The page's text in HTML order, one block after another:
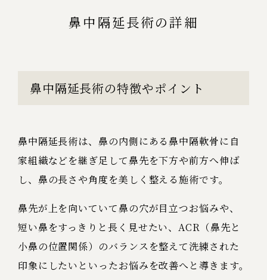
鼻中隔延長術の詳細
鼻中隔延長術の特徴やポイント
鼻中隔延長術は、鼻の内側にある鼻中隔軟骨に自
家組織などを継ぎ足して鼻先を下方や前方へ伸ば
し、鼻の長さや角度を美しく整える施術です。
鼻先が上を向いていて鼻の穴が目立つお悩みや、
短い鼻をすっきりと長く見せたい、ACR（鼻先と
小鼻の位置関係）のバランスを整えて洗練された
印象にしたいといったお悩みを改善へと導きます。